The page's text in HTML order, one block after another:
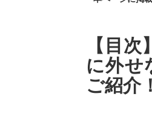
【目
に外せ
ご紹介